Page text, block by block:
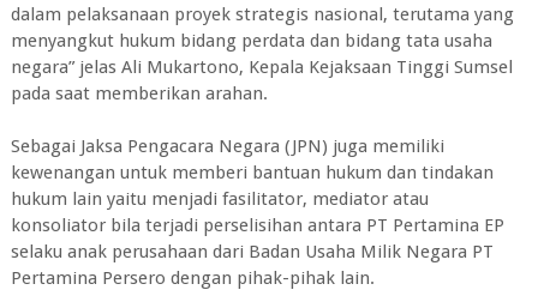
dalam pelaksanaan proyek strategis nasional, terutama yang
menyangkut hukum bidang perdata dan bidang tata usaha
negara” jelas Ali Mukartono, Kepala Kejaksaan Tinggi Sumsel
pada saat memberikan arahan.
Sebagai Jaksa Pengacara Negara (JPN) juga memiliki
kewenangan untuk memberi bantuan hukum dan tindakan
hukum lain yaitu menjadi fasilitator, mediator atau
konsoliator bila terjadi perselisihan antara PT Pertamina EP
selaku anak perusahaan dari Badan Usaha Milik Negara PT
Pertamina Persero dengan pihak-pihak lain.